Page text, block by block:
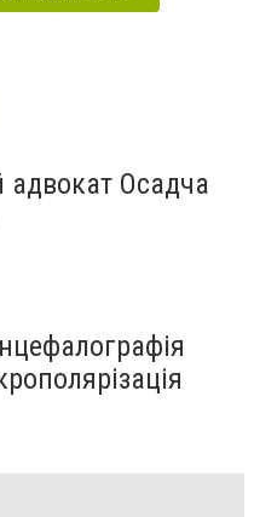
адвокат Осадча